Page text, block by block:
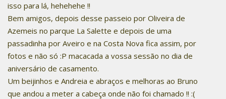
isso para lá, hehehehe !!
Bem amigos, depois desse passeio por Oliveira de
Azemeis no parque La Salette e depois de uma
passadinha por Aveiro e na Costa Nova fica assim, por
fotos e não só :P macacada a vossa sessão no dia de
aniversário de casamento.
Um beijinhos e Andreia e abraços e melhoras ao Bruno
que andou a meter a cabeça onde não foi chamado !! :(